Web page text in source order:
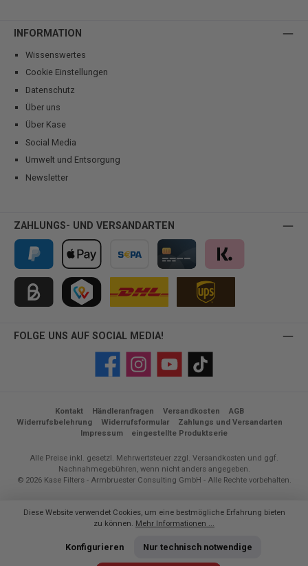
INFORMATION
Wissenswertes
Cookie Einstellungen
Datenschutz
Über uns
Über Kase
Social Media
Umwelt und Entsorgung
Newsletter
ZAHLUNGS- UND VERSANDARTEN
PayPal Apple Pay Vorkasse Kreditkarte Klarna
FOLGE UNS AUF SOCIAL MEDIA!
FacebookInstagramYouTube TikTok
Kontakt Händleranfragen Versandkosten
AGB
Widerrufsbelehrung
Widerrufsformular
Zahlungs und Versandarten
Impressum
eingestellte Produktserie
Alle Preise inkl. gesetzl. Mehrwertsteuer zzgl. Versandkosten und ggf.
Nachnahmegebühren, wenn nicht anders angegeben.
© 2026 Kase Filters - Armbruester Consulting GmbH - Alle Rechte vorbehalten.
Diese Website verwendet Cookies, um eine bestmögliche Erfahrung bieten
zu können. Mehr Informationen ...
Nur technisch notwendige
Konfigurieren